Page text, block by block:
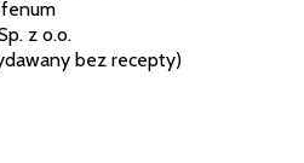
z o.o.
bez recepty)